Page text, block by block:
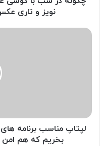
و
نویز و تاری
لپتاپ
مدلی
بخریم
لپتاپ مناسب برنامه
بخریم که هم